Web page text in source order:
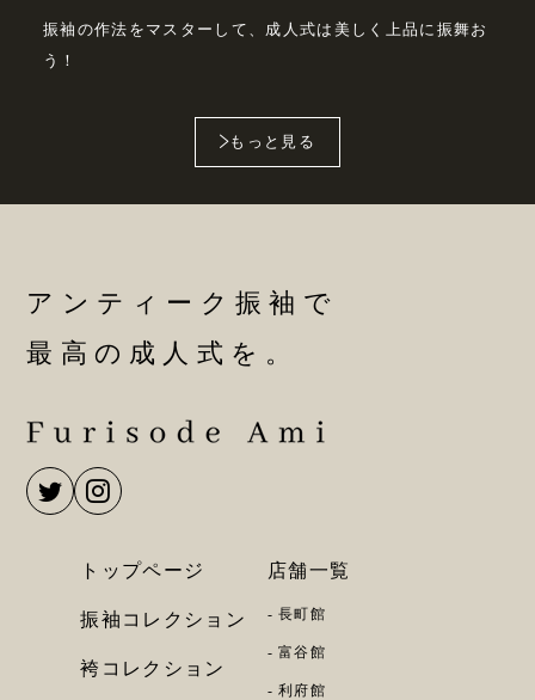
振袖の作法をマスターして、成人式は美しく上品に振舞お
う！
もっと見る
アンティーク振袖で
最高の成人式を。
トップページ
振袖コレクション
袴コレクション
店舗一覧
長町館
富谷館
利府館